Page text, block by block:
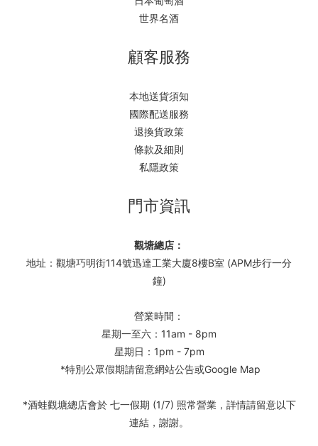
世界名酒
顧客服務
本地送貨須知
國際配送服務
退換貨政策
條款及細則
私隱政策
門市資訊
觀塘總店：
地址：觀塘巧明街114號迅達工業大廈8樓B室 (APM步行一分
鐘)
營業時間：
星期一至六：11am - 8pm
星期日：1pm - 7pm
*特別公眾假期請留意網站公告或Google Map
*酒蛙觀塘總店會於 七一假期 (1/7) 照常營業，詳情請留意以下
連結，謝謝。